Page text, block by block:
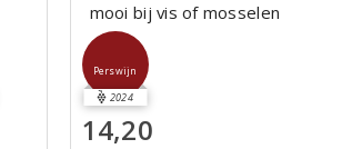
mooi bij vis of mosselen
Perswijn
2024
14,20